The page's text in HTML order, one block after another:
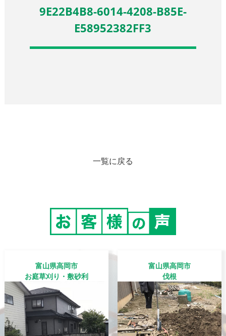
9E22B4B8-6014-4208-B85E-
E58952382FF3
一覧に戻る
富山県高岡市
お庭草刈り・敷砂利
富山県高岡市
伐根